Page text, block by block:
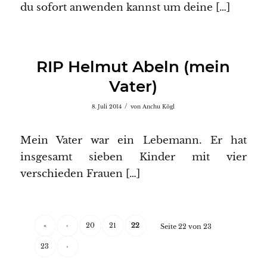
du sofort anwenden kannst um deine […]
RIP Helmut Abeln (mein
Vater)
8. Juli 2014 / vonAnchu Kögl
Mein Vater war ein Lebemann. Er hat
insgesamt sieben Kinder mit vier
verschieden Frauen […]
Seite 22 von 23
« ‹ 20 21 22
23 ›